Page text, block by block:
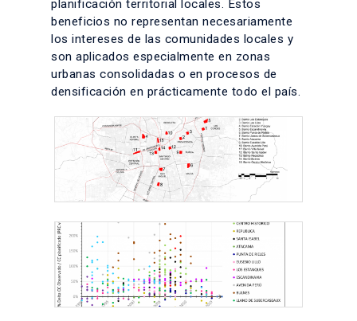
planificación territorial locales. Estos
beneficios no representan necesariamente
los intereses de las comunidades locales y
son aplicados especialmente en zonas
urbanas consolidadas o en procesos de
densificación en prácticamente todo el país.